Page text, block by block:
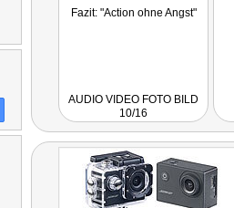
Fazit: "Action ohne Angst"
AUDIO VIDEO FOTO BILD
10/16